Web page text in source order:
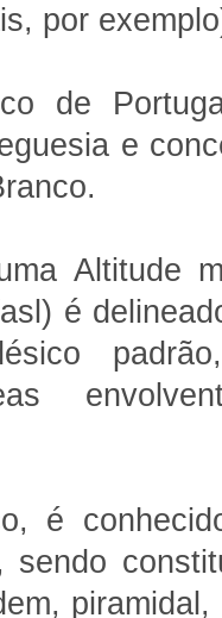
por
de
e
Altitude
é
é
sendo